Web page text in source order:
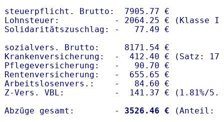
steuerpflicht. Brutto:  7905.77 €
Lohnsteuer:           - 2064.25 € (Klasse I)
Solidaritätszuschlag: -   77.49 €
sozialvers. Brutto:     8171.54 €
Krankenversicherung:  -  412.40 € (Satz:
Pflegeversicherung:   -   90.70 €
Rentenversicherung:   -  655.65 €
Arbeitslosenvers.:    -   84.60 €
Z-Vers. VBL:          -  141.37 € ( 1.81%/
Abzüge gesamt:        -
3526.46 €